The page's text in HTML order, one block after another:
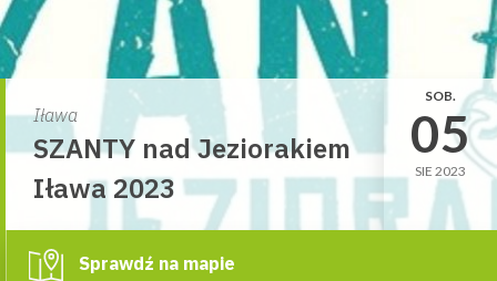
Iława
SZANTY nad Jeziorakiem
Iława 2023
SOB.
05
SIE 2023
Sprawdź na mapie